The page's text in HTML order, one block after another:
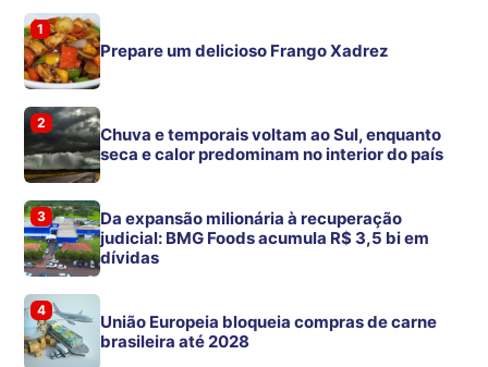
1
Prepare um delicioso Frango Xadrez
2
Chuva e temporais voltam ao Sul, enquanto
seca e calor predominam no interior do país
3
Da expansão milionária à recuperação
judicial: BMG Foods acumula R$ 3,5 bi em
dívidas
4
União Europeia bloqueia compras de carne
brasileira até 2028